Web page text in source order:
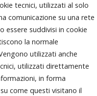
tecnici, utilizzati al solo
comunicazione su una rete
essere suddivisi in cookie
la normale
utilizzati anche
utilizzati direttamente
in forma
come questi visitano il